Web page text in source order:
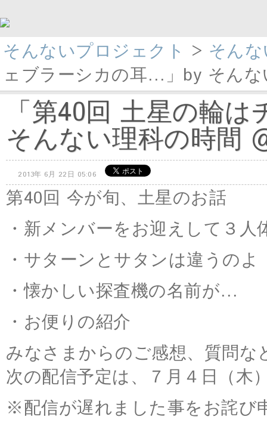
そんないプロジェクト > そん
ェブラーシカの耳…」by そん
「第40回 土星の輪
そんない理科の時間
2013年 6月 22日 05:06
第40回 今が旬、土星のお話
・新メンバーをお迎えして３
・サターンとサタンは違うのよ
・懐かしい探査機の名前が…
・お便りの紹介
みなさまからのご感想、質問
次の配信予定は、７月４日（木
※配信が遅れました事をお詫び